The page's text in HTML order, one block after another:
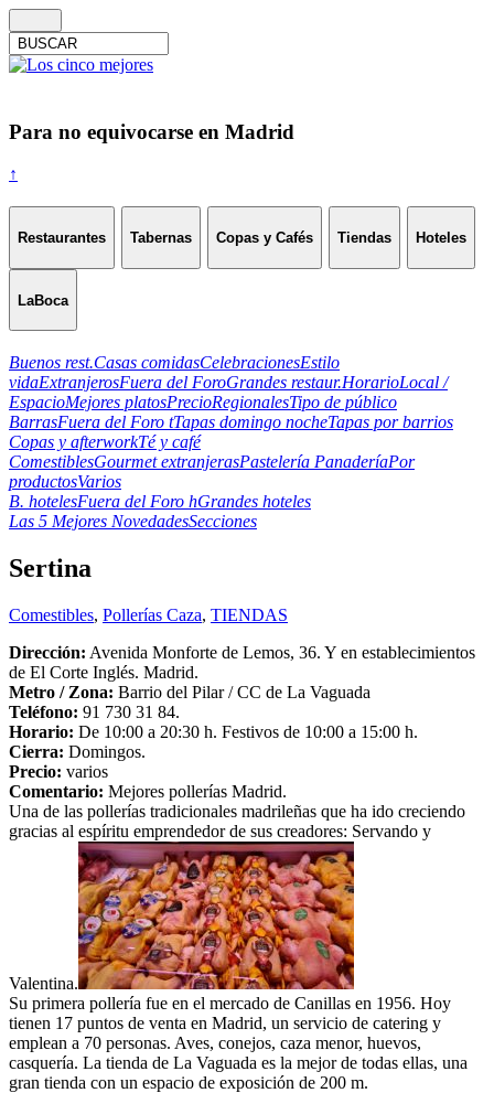
Para no equivocarse en Madrid
↑
Restaurantes Tabernas Copas y Cafés Tiendas Hoteles
LaBoca
Buenos rest.Casas comidasCelebracionesEstilo
vidaExtranjerosFuera del ForoGrandes restaur.HorarioLocal /
EspacioMejores platosPrecioRegionalesTipo de público
BarrasFuera del Foro tTapas domingo nocheTapas por barrios
Copas y afterworkTé y café
ComestiblesGourmet extranjerasPastelería PanaderíaPor
productosVarios
B. hotelesFuera del Foro hGrandes hoteles
Las 5 Mejores NovedadesSecciones
Sertina
Comestibles, Pollerías Caza, TIENDAS
Dirección: Avenida Monforte de Lemos, 36. Y en establecimientos
de El Corte Inglés. Madrid.
Metro / Zona: Barrio del Pilar / CC de La Vaguada
Teléfono: 91 730 31 84.
Horario: De 10:00 a 20:30 h. Festivos de 10:00 a 15:00 h.
Cierra: Domingos.
Precio: varios
Comentario: Mejores pollerías Madrid.
Una de las pollerías tradicionales madrileñas que ha ido creciendo
gracias al espíritu emprendedor de sus creadores: Servando y
Valentina.
Su primera pollería fue en el mercado de Canillas en 1956. Hoy
tienen 17 puntos de venta en Madrid, un servicio de catering y
emplean a 70 personas. Aves, conejos, caza menor, huevos,
casquería. La tienda de La Vaguada es la mejor de todas ellas, una
gran tienda con un espacio de exposición de 200 m.